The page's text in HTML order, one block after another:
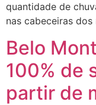
quantidade de
nas cabeceiras
Belo
100% de
partir de